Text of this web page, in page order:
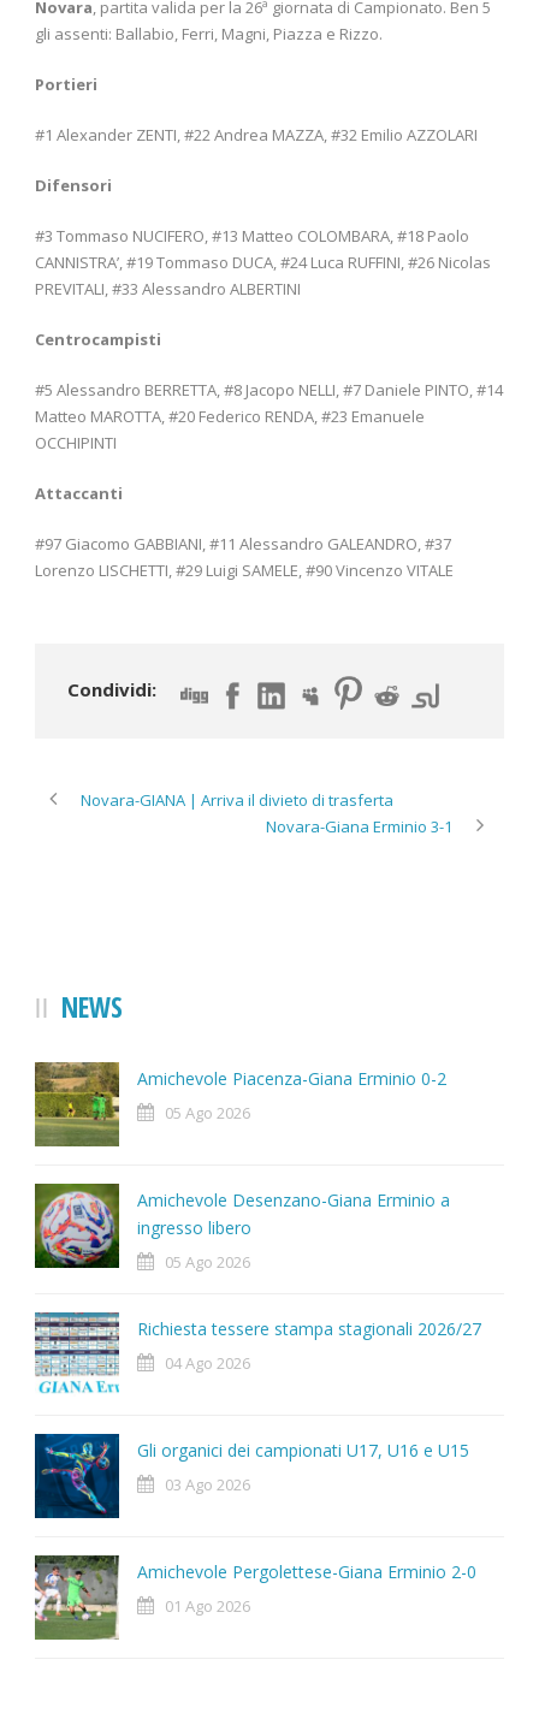
Novara, partita valida per la 26ª giornata di Campionato. Ben 5
gli assenti: Ballabio, Ferri, Magni, Piazza e Rizzo.
Portieri
#1 Alexander ZENTI, #22 Andrea MAZZA, #32 Emilio AZZOLARI
Difensori
#3 Tommaso NUCIFERO, #13 Matteo COLOMBARA, #18 Paolo
CANNISTRA’, #19 Tommaso DUCA, #24 Luca RUFFINI, #26 Nicolas
PREVITALI, #33 Alessandro ALBERTINI
Centrocampisti
#5 Alessandro BERRETTA, #8 Jacopo NELLI, #7 Daniele PINTO, #14
Matteo MAROTTA, #20 Federico RENDA, #23 Emanuele
OCCHIPINTI
Attaccanti
#97 Giacomo GABBIANI, #11 Alessandro GALEANDRO, #37
Lorenzo LISCHETTI, #29 Luigi SAMELE, #90 Vincenzo VITALE
Condividi:
Novara-GIANA | Arriva il divieto di trasferta
Novara-Giana Erminio 3-1
NEWS
Amichevole Piacenza-Giana Erminio 0-2
05 Ago 2026
Amichevole Desenzano-Giana Erminio a
ingresso libero
05 Ago 2026
Richiesta tessere stampa stagionali 2026/27
04 Ago 2026
Gli organici dei campionati U17, U16 e U15
03 Ago 2026
Amichevole Pergolettese-Giana Erminio 2-0
01 Ago 2026